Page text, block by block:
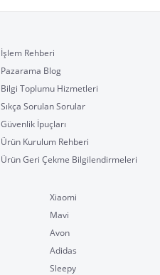
İşlem Rehberi
Pazarama Blog
Bilgi Toplumu Hizmetleri
Sıkça Sorulan Sorular
Güvenlik İpuçları
Ürün Kurulum Rehberi
Ürün Geri Çekme Bilgilendirmeleri
Xiaomi
Mavi
Avon
Adidas
Sleepy